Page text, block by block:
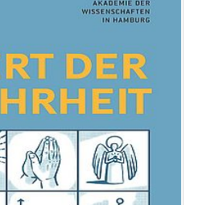
STATISTIK)
helfen uns zu verstehen, wie
unsere Website nutzen.